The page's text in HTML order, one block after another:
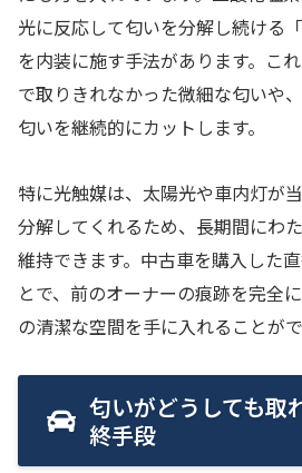
光に反応して匂いを分解し続ける
を内装に施す手法があります。こ
で取りきれなかった微細な匂いや
匂いを継続的にカットします。
特に光触媒は、太陽光や車内灯が
分解してくれるため、長期間にわ
維持できます。中古車を購入した
とで、前のオーナーの痕跡を完全
の清潔な空間を手に入れることがで
匂いがどうしても取
終手段